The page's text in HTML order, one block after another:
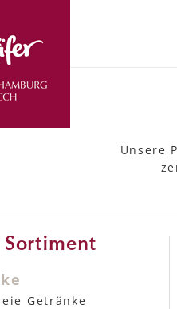
Unsere
Sortiment
Getränke